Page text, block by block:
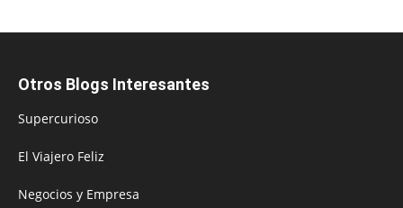
Otros Blogs Interesantes
Supercurioso
El Viajero Feliz
Negocios y Empresa